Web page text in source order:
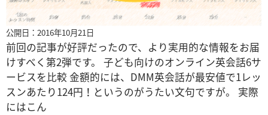
公開日：2016年10月21日
前回の記事が好評だったので、より実用的な情報をお届
けすべく第2弾です。 子ども向けのオンライン英会話6サ
ービスを比較 金額的には、DMM英会話が最安値で1レッ
スンあたり124円！というのがうたい文句ですが。 実際
にはこん